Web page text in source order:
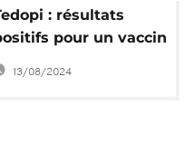
: résultats
pour un vaccin
le cancer du
poumon
13/08/2024